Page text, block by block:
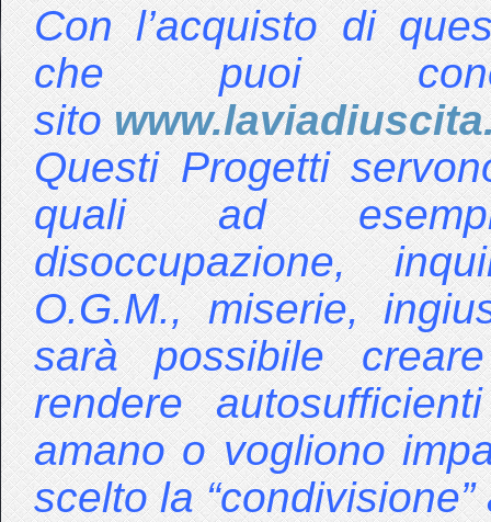
Con l’acquisto di
che puoi
sito
Questi Progetti
quali ad
disoccupazione,
O.G.M., miserie,
sarà possibile
rendere
amano o vogliono
scelto la